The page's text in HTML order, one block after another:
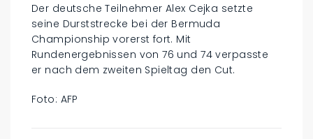
Der deutsche Teilnehmer Alex Cejka setzte
seine Durststrecke bei der Bermuda
Championship vorerst fort. Mit
Rundenergebnissen von 76 und 74 verpasste
er nach dem zweiten Spieltag den Cut.
Foto: AFP